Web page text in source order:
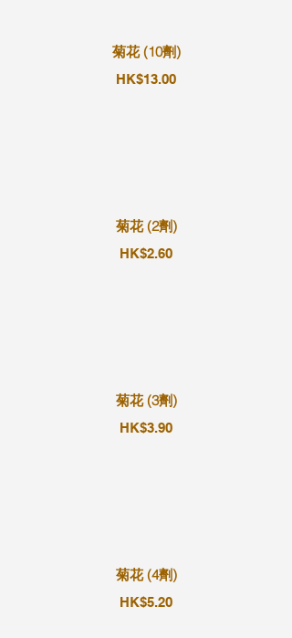
菊花 (10劑)
HK$13.00
菊花 (2劑)
HK$2.60
菊花 (3劑)
HK$3.90
菊花 (4劑)
HK$5.20